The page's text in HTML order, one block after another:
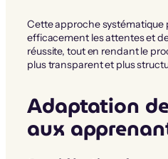
Cette approche systématique
efficacement les attentes et
réussite, tout en rendant le
plus transparent et plus
Adaptation
aux